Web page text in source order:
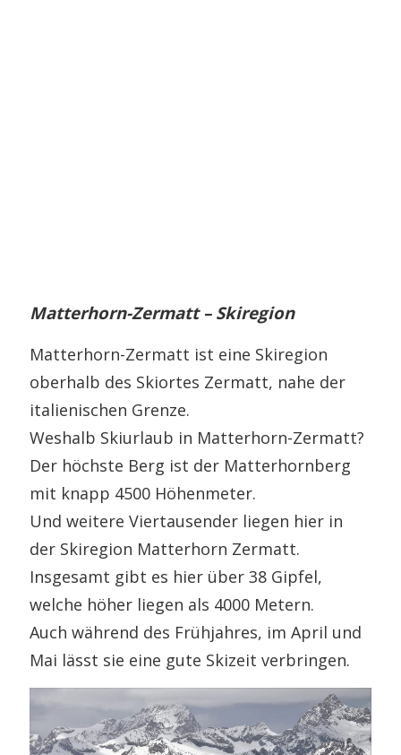
Matterhorn-Zermatt – Skiregion
Matterhorn-Zermatt ist eine Skiregion
oberhalb des Skiortes Zermatt, nahe der
italienischen Grenze.
Weshalb Skiurlaub in Matterhorn-Zermatt?
Der höchste Berg ist der Matterhornberg
mit knapp 4500 Höhenmeter.
Und weitere Viertausender liegen hier in
der Skiregion Matterhorn Zermatt.
Insgesamt gibt es hier über 38 Gipfel,
welche höher liegen als 4000 Metern.
Auch während des Frühjahres, im April und
Mai lässt sie eine gute Skizeit verbringen.